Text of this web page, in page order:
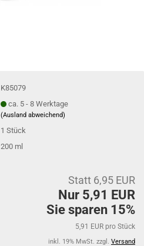
K85079
ca. 5 - 8 Werktage
(Ausland abweichend)
1Stück
200 ml
Statt 6,95 EUR
Nur 5,91 EUR
Sie sparen 15%
5,91 EUR pro Stück
inkl. 19% MwSt. zzgl. Versand